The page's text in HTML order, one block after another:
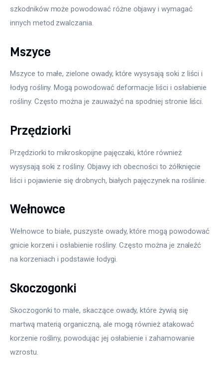
szkodników może powodować różne objawy i wymagać
innych metod zwalczania.
Mszyce
Mszyce to małe, zielone owady, które wysysają soki z liści i
łodyg rośliny. Mogą powodować deformacje liści i osłabienie
rośliny. Często można je zauważyć na spodniej stronie liści.
Przędziorki
Przędziorki to mikroskopijne pajęczaki, które również
wysysają soki z rośliny. Objawy ich obecności to żółknięcie
liści i pojawienie się drobnych, białych pajęczynek na roślinie.
Wełnowce
Wełnowce to białe, puszyste owady, które mogą powodować
gnicie korzeni i osłabienie rośliny. Często można je znaleźć
na korzeniach i podstawie łodygi.
Skoczogonki
Skoczogonki to małe, skaczące owady, które żywią się
martwą materią organiczną, ale mogą również atakować
korzenie rośliny, powodując jej osłabienie i zahamowanie
wzrostu.